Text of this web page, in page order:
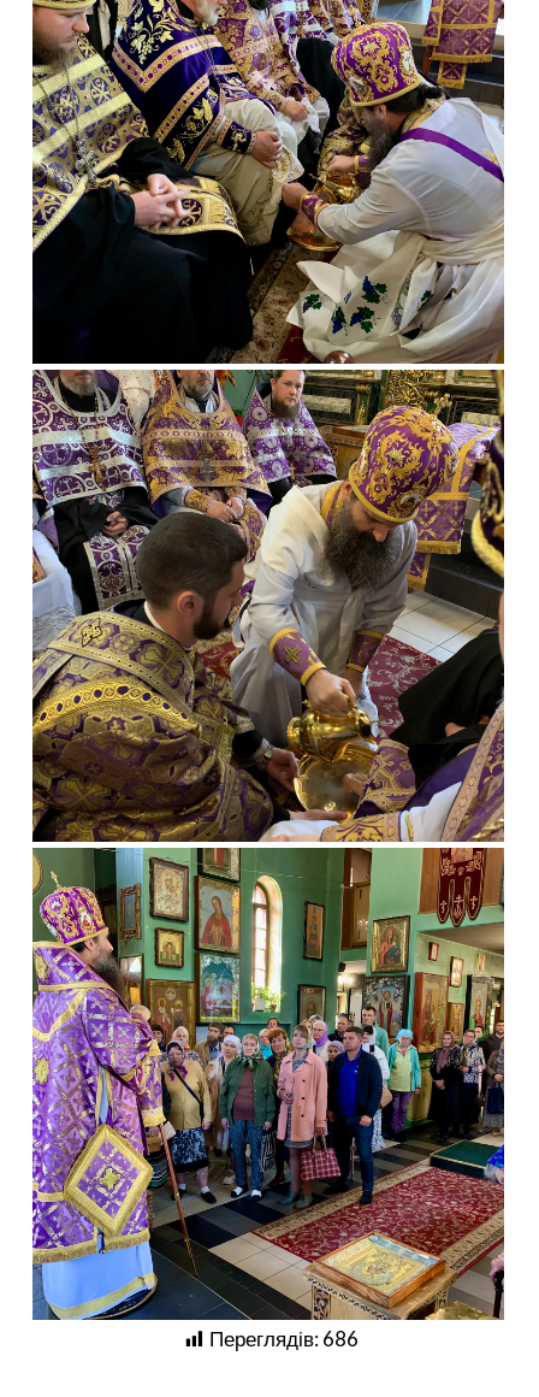
Переглядів: 686